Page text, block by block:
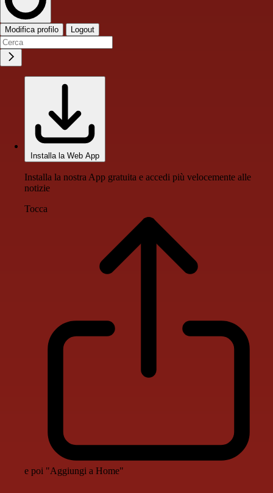
Modifica profilo Logout
Installa la Web App
Installa la nostra App gratuita e accedi più velocemente alle
notizie
Tocca
e poi "Aggiungi a Home"